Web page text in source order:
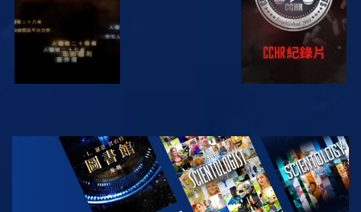
觀看 探索系列節目